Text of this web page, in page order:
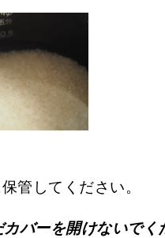
管してください。
バーを開けないでく